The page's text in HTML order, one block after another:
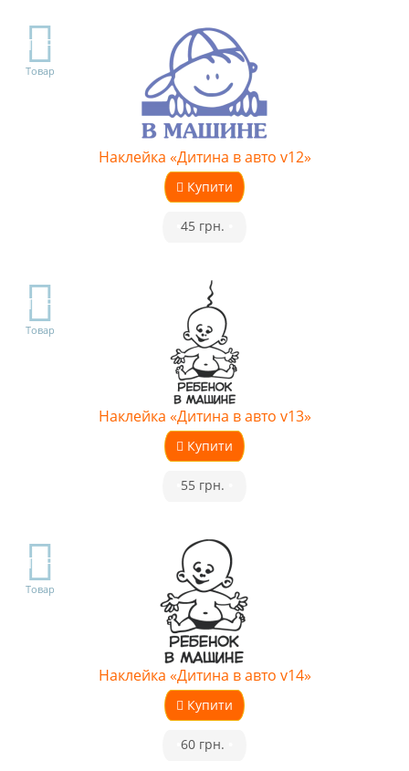
TOP
Товар
Наклейка «Дитина в авто v12»
Купити
45 грн.
TOP
Товар
Наклейка «Дитина в авто v13»
Купити
55 грн.
TOP
Товар
Наклейка «Дитина в авто v14»
Купити
60 грн.